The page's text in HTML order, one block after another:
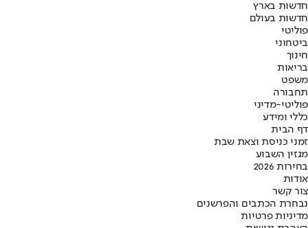
חדשות בארץ
חדשות בעולם
פוליטי
ביטחוני
חינוך
בריאות
משפט
תחבורה
פוליטי-מדיני
כללי ומידע
דף הבית
זמני כניסת וצאת שבת
מגזין השבוע
בחירות 2026
אודות
צור קשר
נבחרת הכתבים והפרשנים
מדיניות פרטיות